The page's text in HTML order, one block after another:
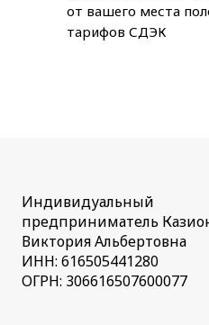
от вашего места
тарифов СДЭК
Индивидуальный
предприниматель
Виктория Альбертовна
ИНН: 616505441280
ОГРН: 306616507600077